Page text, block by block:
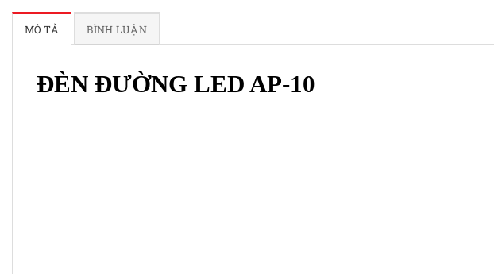
MÔ TẢ BÌNH LUẬN
ĐÈN ĐƯỜNG LED AP-10